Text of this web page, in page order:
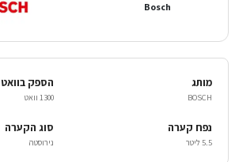
Bosch
מותג
BOSCH
הספק בוואט
1300 וואט
נפח קערה
5.5 ליטר
סוג הקערה
נירוסטה